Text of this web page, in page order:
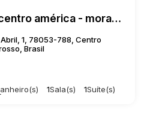
Salão Comercial - centro américa - morada do ouro
1, 78053-788, Centro
Brasil
1Sala(s) 1Suíte(s)